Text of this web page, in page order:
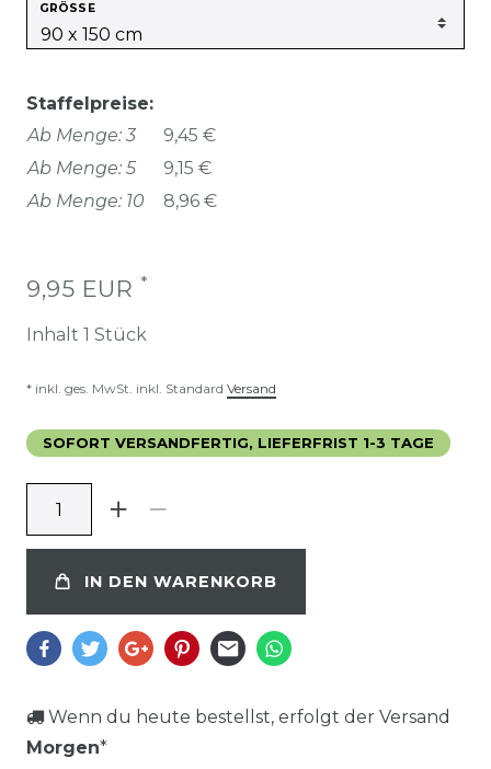
GRÖSSE
Staffelpreise:
Ab Menge: 3
9,45 €
Ab Menge: 5
9,15 €
Ab Menge: 10
8,96 €
9,95 EUR *
Inhalt 1 Stück
* inkl. ges. MwSt. inkl. Standard Versand
SOFORT VERSANDFERTIG, LIEFERFRIST 1-3 TAGE
IN DEN WARENKORB
Wenn du heute bestellst, erfolgt der Versand
Morgen*